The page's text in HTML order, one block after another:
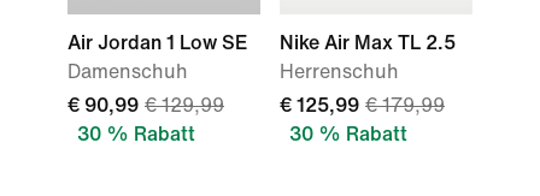
Air Jordan 1 Low SE
Damenschuh
€ 90,99 € 129,99
30 % Rabatt
Nike Air Max TL 2.5
Herrenschuh
€ 125,99 € 179,99
30 % Rabatt